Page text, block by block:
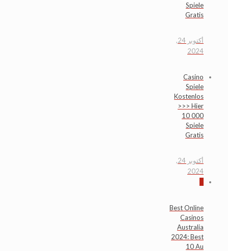
Spiele
Gratis
أكتوبر 24,
2024
Casino
Spiele
Kostenlos
>>> Hier
10 000
Spiele
Gratis
أكتوبر 24,
2024
Best Online
Casinos
Australia
2024: Best
10 Au